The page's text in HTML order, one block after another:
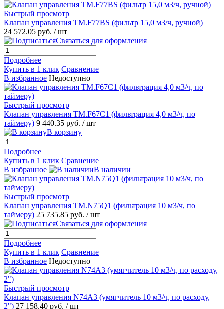
Быстрый просмотр
Клапан управления TM.F77ВS (фильтр 15,0 м3/ч, ручной)
24 572.05 руб. / шт
Связаться для оформления
Подробнее
Купить в 1 клик Сравнение
В избранное Недоступно
Быстрый просмотр
Клапан управления TM.F67С1 (фильтрация 4,0 м3/ч, по
таймеру) 9 440.35 руб. / шт
В корзину
Подробнее
Купить в 1 клик Сравнение
В избранное
В наличии
Быстрый просмотр
Клапан управления TM.N75Q1 (фильтрация 10 м3/ч, по
таймеру) 25 735.85 руб. / шт
Связаться для оформления
Подробнее
Купить в 1 клик Сравнение
В избранное Недоступно
Быстрый просмотр
Клапан управления N74A3 (умягчитель 10 м3/ч, по расходу,
2") 27 158.40 руб. / шт